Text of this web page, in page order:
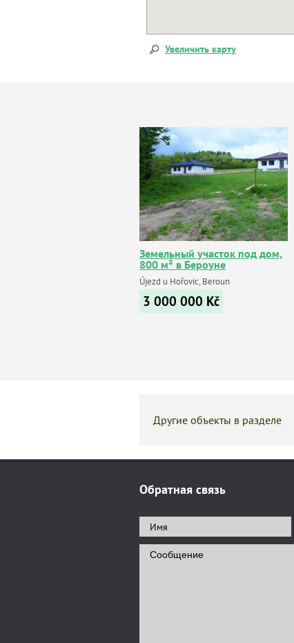
Увеличить карту
Земельный участок под дом,
800 м² в Бероуне
Újezd u Hořovic, Beroun
3 000 000 Kč
Другие объекты в разделе
Обратная связь